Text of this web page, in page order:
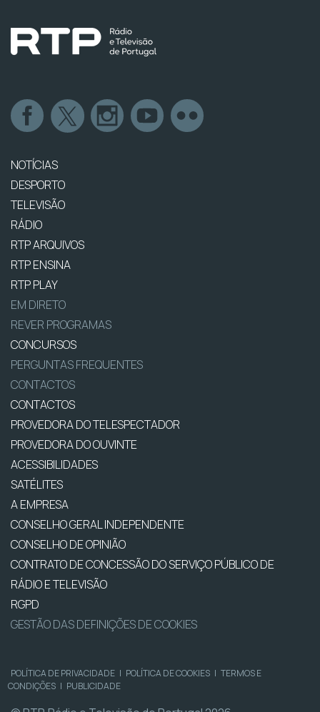
NOTÍCIAS
DESPORTO
TELEVISÃO
RÁDIO
RTP ARQUIVOS
RTP ENSINA
RTP PLAY
EM DIRETO
REVER PROGRAMAS
CONCURSOS
PERGUNTAS FREQUENTES
CONTACTOS
CONTACTOS
PROVEDORA DO TELESPECTADOR
PROVEDORA DO OUVINTE
ACESSIBILIDADES
SATÉLITES
A EMPRESA
CONSELHO GERAL INDEPENDENTE
CONSELHO DE OPINIÃO
CONTRATO DE CONCESSÃO DO SERVIÇO PÚBLICO DE
RÁDIO E TELEVISÃO
RGPD
GESTÃO DAS DEFINIÇÕES DE COOKIES
POLÍTICA DE PRIVACIDADE | POLÍTICA DE COOKIES | TERMOS E
CONDIÇÕES | PUBLICIDADE